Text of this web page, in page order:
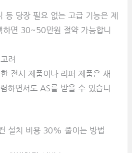
등 당장 필요 없는 고급 기능은 제
하면 30~50만원 절약 가능합니
려
전시 제품이나 리퍼 제품은 새
하면서도 AS를 받을 수 있습니
설치 비용 30% 줄이는 방법